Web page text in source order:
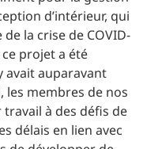
d’intérieur, qui
la crise de COVID-
projet a été
avait auparavant
membres de nos
à des défis de
délais en lien avec